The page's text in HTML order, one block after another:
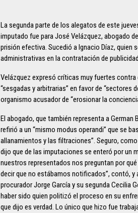
La segunda parte de los alegatos de este
imputado fue para José Velázquez, abogado
prisión efectiva. Sucedió a Ignacio Díaz, quien
administrativas en la contratación de
Velázquez expresó críticas muy fuertes
“sesgadas y arbitrarias” en favor de “sectores
organismo acusador de “erosionar la
El abogado, que también representa a
refirió a un “mismo modus operandi” que se
allanamientos y las filtraciones”. Seguro,
dijo que de las imputaciones se enteró por un
nuestros representados nos preguntan por
decir que no estábamos notificados”, contó, y
procurador Jorge García y su segunda Cecilia
haber sido quien politizó el proceso en su
que dijo es verdad. Lo único que hizo fue